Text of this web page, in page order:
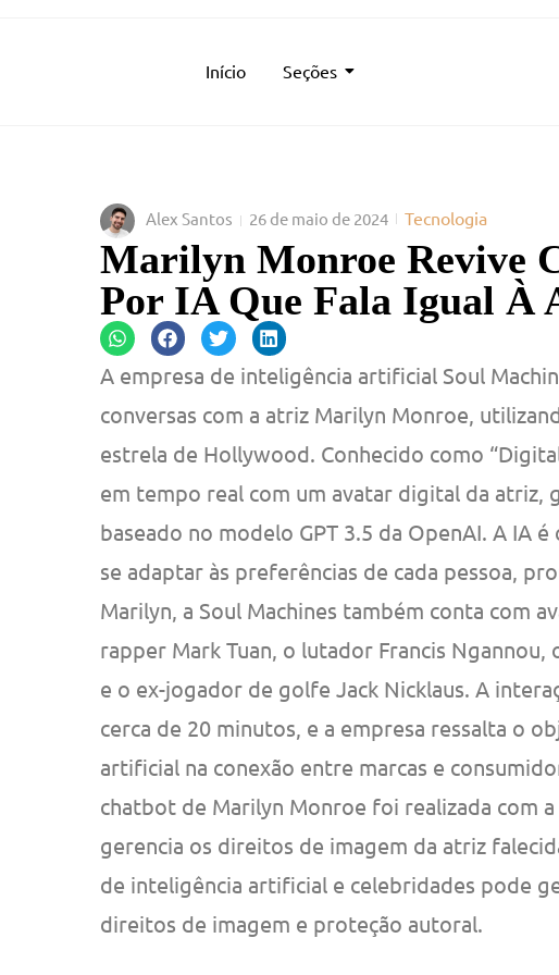
Início Seções
Alex Santos 26 de maio de 2024 Tecnologia
Marilyn Monroe Revive
Por IA Que Fala Igual À
A empresa de inteligência artificial Soul
conversas com a atriz Marilyn Monroe,
estrela de Hollywood. Conhecido como
em tempo real com um avatar digital da
baseado no modelo GPT 3.5 da OpenAI. A IA
se adaptar às preferências de cada pessoa,
Marilyn, a Soul Machines também conta com
rapper Mark Tuan, o lutador Francis
e o ex-jogador de golfe Jack Nicklaus. A
cerca de 20 minutos, e a empresa ressalta o
artificial na conexão entre marcas e
chatbot de Marilyn Monroe foi realizada com
gerencia os direitos de imagem da atriz
de inteligência artificial e celebridades pode
direitos de imagem e proteção autoral.